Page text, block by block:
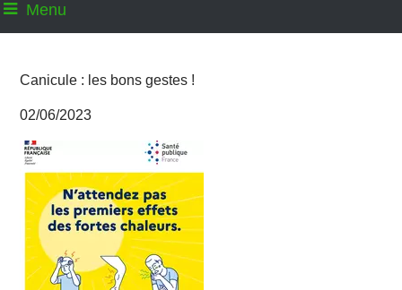
Menu
Canicule : les bons gestes !
02/06/2023